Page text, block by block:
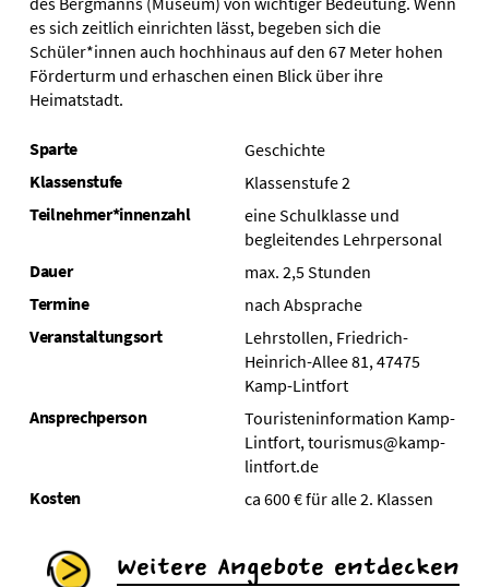
es sich zeitlich einrichten lässt, begeben sich die
Schüler*innen auch hochhinaus auf den 67 Meter hohen
Förderturm und erhaschen einen Blick über ihre
Heimatstadt.
Sparte
Geschichte
Klassenstufe
Klassenstufe 2
Teilnehmer*innenzahl
eine Schulklasse und
begleitendes Lehrpersonal
Dauer
max. 2,5 Stunden
Termine
nach Absprache
Veranstaltungsort
Lehrstollen, Friedrich-
Heinrich-Allee 81, 47475
Kamp-Lintfort
Ansprechperson
Touristeninformation Kamp-
Lintfort, tourismus@kamp-
lintfort.de
Kosten
ca 600 € für alle 2. Klassen
Weitere Angebote entdecken